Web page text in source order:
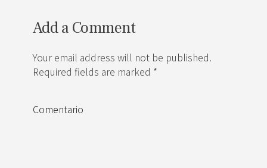
Add a Comment
Your email address will not be published.
Required fields are marked *
Comentario